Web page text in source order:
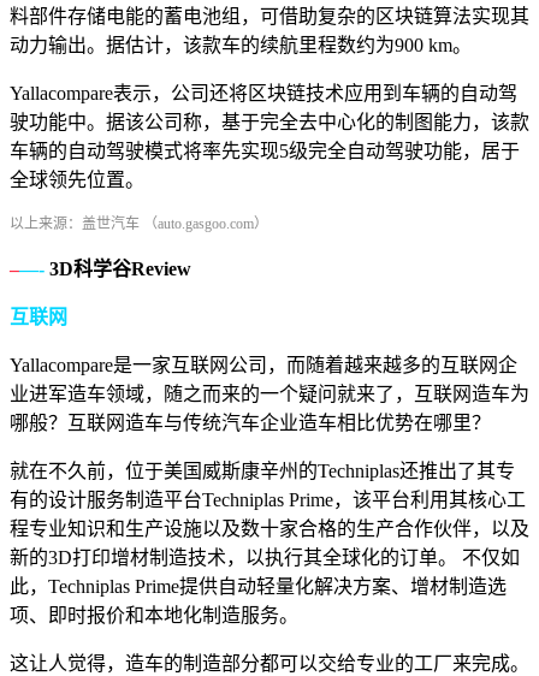
料部件存储电能的蓄电池组，可借助复杂的区块链算法实现其
动力输出。据估计，该款车的续航里程数约为900 km。
Yallacompare表示，公司还将区块链技术应用到车辆的自动驾
驶功能中。据该公司称，基于完全去中心化的制图能力，该款
车辆的自动驾驶模式将率先实现5级完全自动驾驶功能，居于
全球领先位置。
以上来源：盖世汽车 （auto.gasgoo.com）
–—- 3D科学谷Review
互联网
Yallacompare是一家互联网公司，而随着越来越多的互联网企
业进军造车领域，随之而来的一个疑问就来了，互联网造车为
哪般？互联网造车与传统汽车企业造车相比优势在哪里？
就在不久前，位于美国威斯康辛州的Techniplas还推出了其专
有的设计服务制造平台Techniplas Prime，该平台利用其核心工
程专业知识和生产设施以及数十家合格的生产合作伙伴，以及
新的3D打印增材制造技术，以执行其全球化的订单。 不仅如
此，Techniplas Prime提供自动轻量化解决方案、增材制造选
项、即时报价和本地化制造服务。
这让人觉得，造车的制造部分都可以交给专业的工厂来完成。